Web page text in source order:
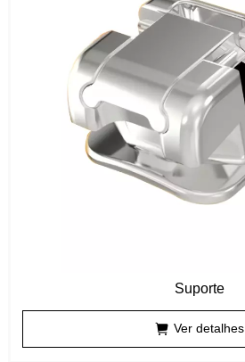
Suporte
Ver detalhes